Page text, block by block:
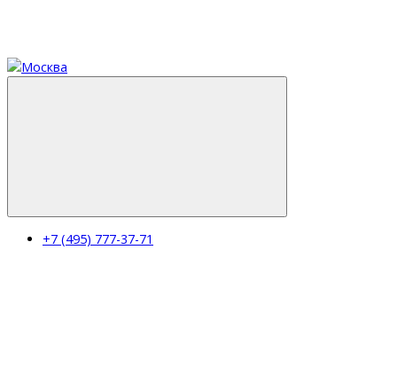
+7 (495) 777-37-71